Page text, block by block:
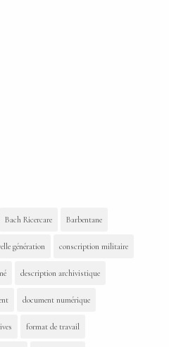
Bach Ricercare Barbentane
génération conscription militaire
description archivistique
document numérique
format de travail